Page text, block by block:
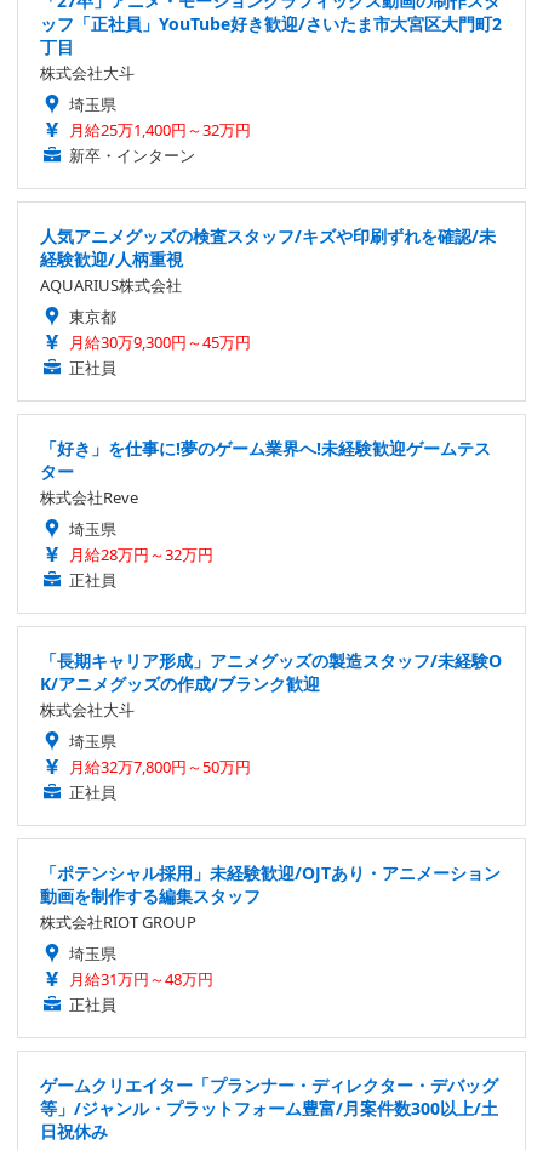
ッフ「正社員」YouTube好き歓迎/さいたま市大宮区大門町2
丁目
株式会社大斗
埼玉県
月給25万1,400円～32万円
新卒・インターン
人気アニメグッズの検査スタッフ/キズや印刷ずれを確認/未
経験歓迎/人柄重視
AQUARIUS株式会社
東京都
月給30万9,300円～45万円
正社員
「好き」を仕事に!夢のゲーム業界へ!未経験歓迎ゲームテス
ター
株式会社Reve
埼玉県
月給28万円～32万円
正社員
「長期キャリア形成」アニメグッズの製造スタッフ/未経験O
K/アニメグッズの作成/ブランク歓迎
株式会社大斗
埼玉県
月給32万7,800円～50万円
正社員
「ポテンシャル採用」未経験歓迎/OJTあり・アニメーション
動画を制作する編集スタッフ
株式会社RIOT GROUP
埼玉県
月給31万円～48万円
正社員
ゲームクリエイター「プランナー・ディレクター・デバッグ
等」/ジャンル・プラットフォーム豊富/月案件数300以上/土
日祝休み